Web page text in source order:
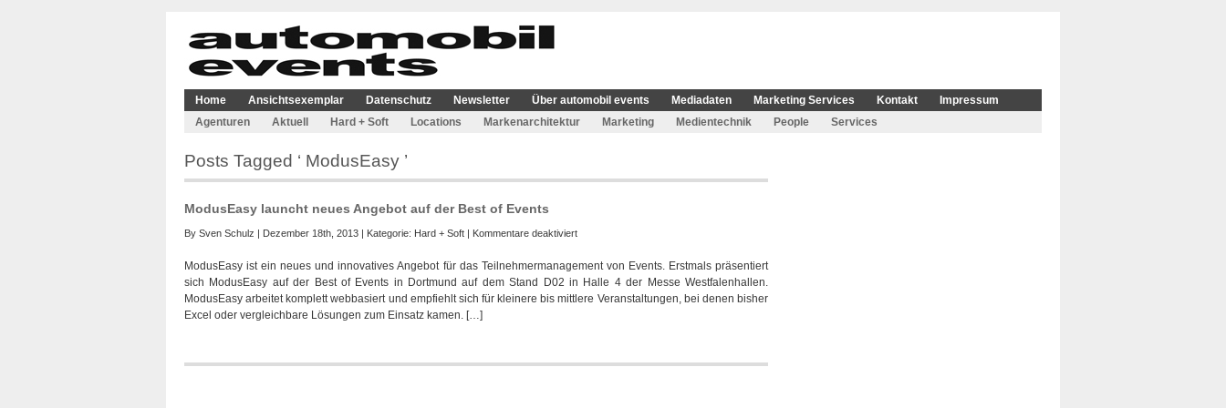
Home Ansichtsexemplar Datenschutz Newsletter Über automobil events Mediadaten Marketing Services Kontakt
Impressum
Agenturen
Aktuell Hard + Soft Locations Markenarchitektur Marketing Medientechnik People Services
Posts Tagged ‘ ModusEasy ’
ModusEasy launcht neues Angebot auf der Best of Events
By Sven Schulz | Dezember 18th, 2013 | Kategorie: Hard + Soft | Kommentare deaktiviertfür
launcht
neues
Angebot
of
ModusEasy ist ein neues und innovatives Angebot für das Teilnehmermanagement von Events. Erstmals präsentiert
sich ModusEasy auf der Best of Events in Dortmund auf dem Stand D02 in Halle 4 der Messe Westfalenhallen.
ModusEasy arbeitet komplett webbasiert und empfiehlt sich für kleinere bis mittlere Veranstaltungen, bei denen bisher
Excel oder vergleichbare Lösungen zum Einsatz kamen. […]